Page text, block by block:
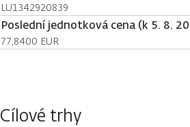
LU1342920839
Poslední jednotková cena (k 5. 8.
77,8400 EUR
Cílové trhy